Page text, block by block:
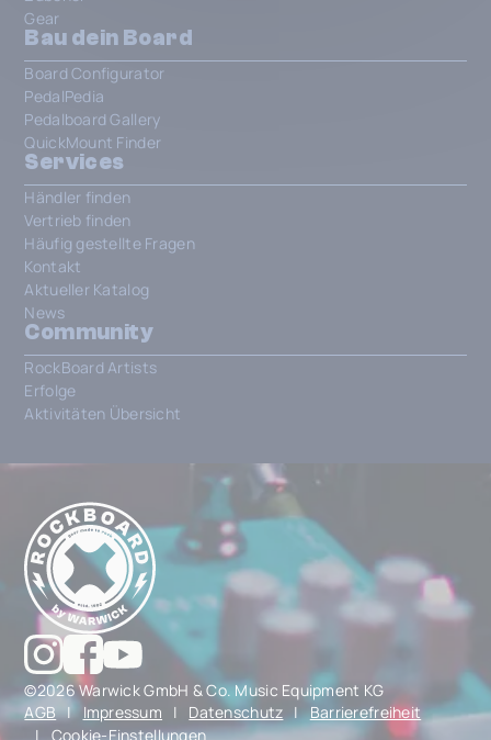
Gear
Bau dein Board
Board Configurator
PedalPedia
Pedalboard Gallery
QuickMount Finder
Services
Händler finden
Vertrieb finden
Häufig gestellte Fragen
Kontakt
Aktueller Katalog
News
Community
RockBoard Artists
Erfolge
Aktivitäten Übersicht
©2026 Warwick GmbH & Co. Music Equipment KG
AGB | Impressum | Datenschutz |
Barrierefreiheit
|
Cookie-Einstellungen